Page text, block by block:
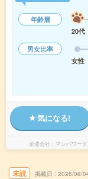
年齢層
20代
男女比率
女性
気になる!
派遣会社 マンパワー
未読 掲載日 2026/08/